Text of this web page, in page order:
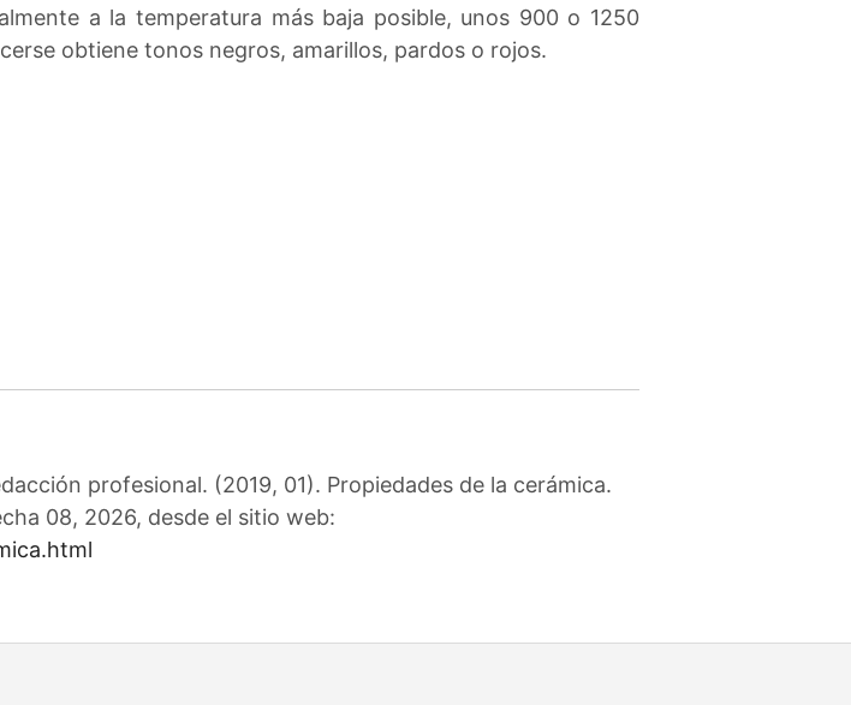
a la temperatura más baja posible, unos 900 o 1250
obtiene tonos negros, amarillos, pardos o rojos.
profesional. (2019, 01). Propiedades de la cerámica.
08, 2026, desde el sitio web: